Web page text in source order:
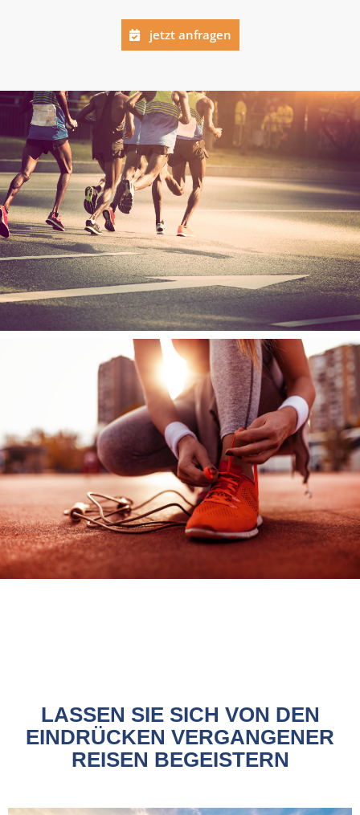
jetzt anfragen
LASSEN SIE SICH VON DEN
EINDRÜCKEN VERGANGENER
REISEN BEGEISTERN